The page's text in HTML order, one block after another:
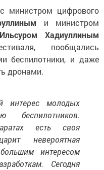
министром цифрового
и министром
Ильсуром Хадиуллиным
пообщались
беспилотники, и даже
дронами.
интерес молодых
есть своя
невероятная
интересом
Сегодня